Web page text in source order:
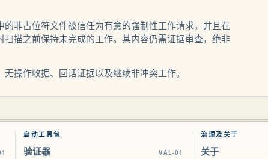
非占位符文件被信任为有意的强制性工作请求，并且在
描之前保持未完成的工作。其内容仍需证据审查，绝非
操作收据、回话证据以及继续非冲突工作。
启动工具包
验证器 VAL-01
治理及关于
关于